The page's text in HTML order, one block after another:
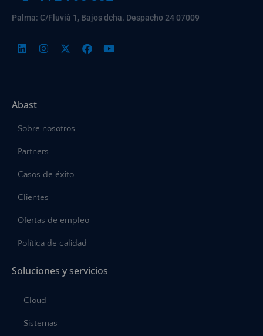
Palma: C/Fluvià 1, Bajos dcha. Despacho 24 07009
Abast
Sobre nosotros
Partners
Casos de éxito
Clientes
Ofertas de empleo
Política de calidad
Soluciones y servicios
Cloud
Sistemas